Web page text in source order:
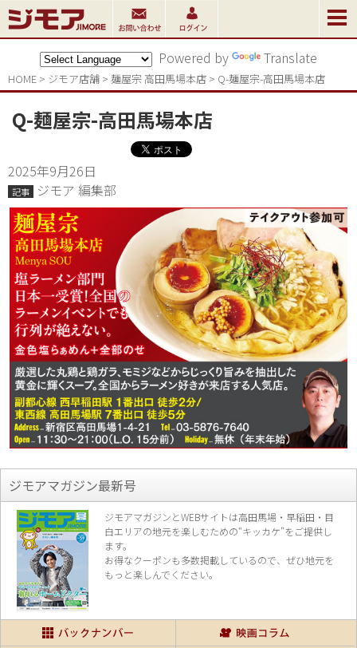
Powered by Translate
HOME > ジモア店舗 > 麺屋宗 高田馬場本店 > Q-麺屋宗-高田馬場本店
Q-麺屋宗-高田馬場本店
2025年9月26日
記事 ジモア 編集部
ジモアマガジン最新号
ジモアマガジンとWEBサイトは高田馬場・早稲田・目
白エリアの地元を楽しむための“キッカケ”をご提供し
ます。
お得なクーポンも多数掲載しているので、 ぜひ地元を
もっと楽しんでください。